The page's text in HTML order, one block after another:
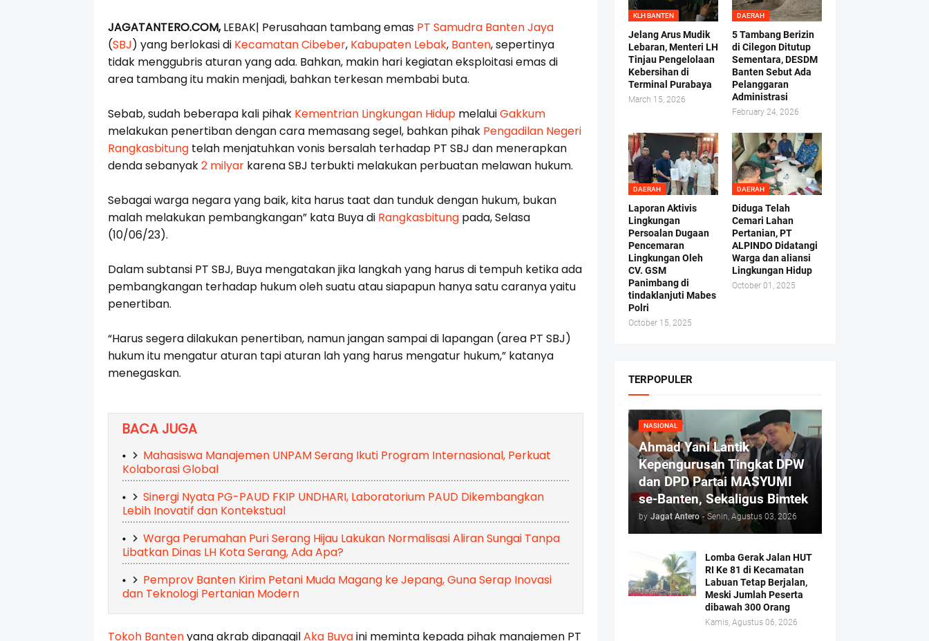
JAGATANTERO.COM,LEBAK| Perusahaan tambang emas PT Samudra Banten Jaya
(SBJ) yang berlokasi di Kecamatan Cibeber, Kabupaten Lebak, Banten, sepertinya
tidak menggubris aturan yang ada. Bahkan, makin hari kegiatan eksploitasi emas di
area tambang itu makin menjadi, bahkan terkesan membabi buta.
Sebab, sudah beberapa kali pihak Kementrian Lingkungan HidupmelaluiGakkum
melakukan penertiban dengan cara memasang segel, bahkan pihak Pengadilan Negeri
Rangkasbitungtelah menjatuhkan vonis bersalah terhadap PT SBJ dan menerapkan
denda sebanyak2 milyarkarena SBJ terbukti melakukan perbuatan melawan hukum.
Sebagai warga negara yang baik, kita harus taat dan tunduk dengan hukum, bukan
malah melakukan pembangkangan” kata Buya di Rangkasbitungpada, Selasa
(10/06/23).
Dalam subtansi PT SBJ, Buya mengatakan jika langkah yang harus di tempuh ketika ada
pembangkangan terhadap hukum oleh suatu atau siapapun hanya satu caranya yaitu
penertiban.
“Harus segera dilakukan penertiban, namun jangan sampai di lapangan (area PT SBJ)
hukum itu mengatur aturan tapi aturan lah yang harus mengatur hukum,” katanya
menegaskan.
BACA JUGA
Mahasiswa Manajemen UNPAM Serang Ikuti Program Internasional, Perkuat
Kolaborasi Global
Sinergi Nyata PG-PAUD FKIP UNDHARI, Laboratorium PAUD Dikembangkan
Lebih Inovatif dan Kontekstual
Warga Perumahan Puri Serang Hijau Lakukan Normalisasi Aliran Sungai Tanpa
Libatkan Dinas LH Kota Serang, Ada Apa?
Pemprov Banten Kirim Petani Muda Magang ke Jepang, Guna Serap Inovasi
dan Teknologi Pertanian Modern
Tokoh Bantenyang akrab dipanggilAka Buyaini meminta kepada pihak manajemen PT
KLH BANTEN
Jelang Arus Mudik
Lebaran, Menteri LH
Tinjau Pengelolaan
Kebersihan di
Terminal Purabaya
March 15, 2026
DAERAH
5 Tambang Berizin
di Cilegon Ditutup
Sementara, DESDM
Banten Sebut Ada
Pelanggaran
Administrasi
February 24, 2026
DAERAH
Laporan Aktivis
Lingkungan
Persoalan Dugaan
Pencemaran
Lingkungan Oleh
CV. GSM
Panimbang di
tindaklanjuti Mabes
Polri
October 15, 2025
DAERAH
Diduga Telah
Cemari Lahan
Pertanian, PT
ALPINDO Didatangi
Warga dan aliansi
Lingkungan Hidup
October 01, 2025
TERPOPULER
NASIONAL
Ahmad Yani Lantik
Kepengurusan Tingkat DPW
dan DPD Partai MASYUMI
se-Banten, Sekaligus Bimtek
by Jagat Antero - Senin, Agustus 03, 2026
Lomba Gerak Jalan HUT
RI Ke 81 di Kecamatan
Labuan Tetap Berjalan,
Meski Jumlah Peserta
dibawah 300 Orang
Kamis, Agustus 06, 2026